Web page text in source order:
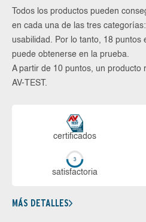
Todos los productos pueden
en cada una de las tres
usabilidad. Por lo tanto, 18 puntos
puede obtenerse en la prueba.
A partir de 10 puntos, un producto
AV-TEST.
certi­ficados
sa­tis­fac­to­ria
MÁS DETALLES